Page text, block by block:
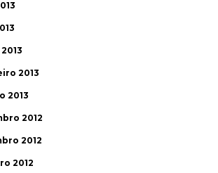
2013
2013
2012
2012
2012